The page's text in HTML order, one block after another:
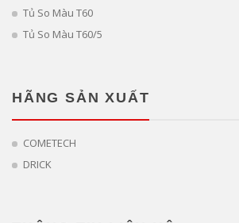
Tủ So Màu T60
Tủ So Màu T60/5
HÃNG SẢN XUẤT
COMETECH
DRICK